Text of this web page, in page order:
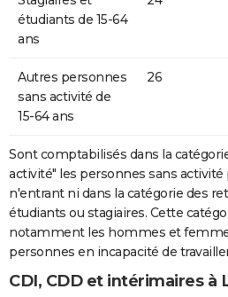
étudiants de 15-64
ans
Autres personnes
sans activité de
15-64 ans
26
Sont comptabilisés dans la
activité" les personnes sans
n'entrant ni dans la catégorie des
étudiants ou stagiaires. Cette
notamment les hommes et
personnes en incapacité de
CDI, CDD et intérimaires à